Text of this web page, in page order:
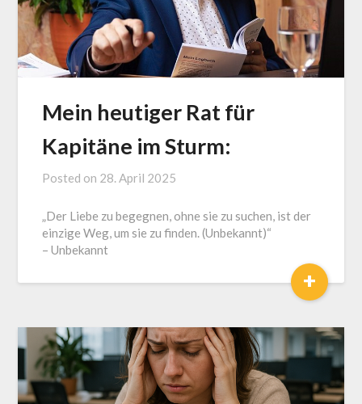
Mein heutiger Rat für
Kapitäne im Sturm:
Posted on 28. April 2025
LOGA,
Lotse
„Der Liebe zu begegnen, ohne sie zu suchen, ist der
einzige Weg, um sie zu finden. (Unbekannt)“
– Unbekannt
+